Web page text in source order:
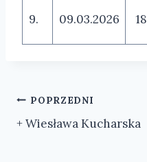
9. 09.03.2026
Nawigacja
wpisu
POPRZEDNI
+ Wiesława Kucharska